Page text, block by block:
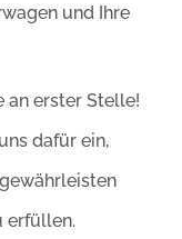
und Ihre
an erster Stelle!
dafür ein,
erfüllen.